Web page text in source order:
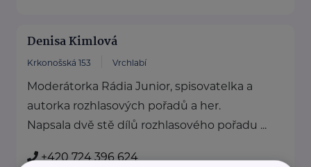
Denisa Kimlová
Krkonošská 153 Vrchlabí
Moderátorka Rádia Junior, spisovatelka a
autorka rozhlasových pořadů a her.
Napsala dvě stě dílů rozhlasového pořadu ...
+420 724 396 624